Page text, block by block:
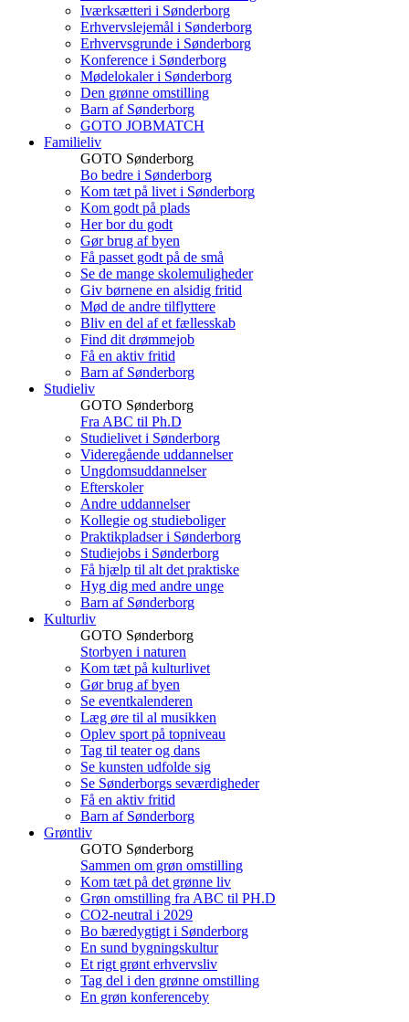
Iværksætteri i Sønderborg
Erhvervslejemål i Sønderborg
Erhvervsgrunde i Sønderborg
Konference i Sønderborg
Mødelokaler i Sønderborg
Den grønne omstilling
Barn af Sønderborg
GOTO JOBMATCH
Familieliv
GOTO Sønderborg
Bo bedre i Sønderborg
Kom tæt på livet i Sønderborg
Kom godt på plads
Her bor du godt
Gør brug af byen
Få passet godt på de små
Se de mange skolemuligheder
Giv børnene en alsidig fritid
Mød de andre tilflyttere
Bliv en del af et fællesskab
Find dit drømmejob
Få en aktiv fritid
Barn af Sønderborg
Studieliv
GOTO Sønderborg
Fra ABC til Ph.D
Studielivet i Sønderborg
Videregående uddannelser
Ungdomsuddannelser
Efterskoler
Andre uddannelser
Kollegie og studieboliger
Praktikpladser i Sønderborg
Studiejobs i Sønderborg
Få hjælp til alt det praktiske
Hyg dig med andre unge
Barn af Sønderborg
Kulturliv
GOTO Sønderborg
Storbyen i naturen
Kom tæt på kulturlivet
Gør brug af byen
Se eventkalenderen
Læg øre til al musikken
Oplev sport på topniveau
Tag til teater og dans
Se kunsten udfolde sig
Se Sønderborgs seværdigheder
Få en aktiv fritid
Barn af Sønderborg
Grøntliv
GOTO Sønderborg
Sammen om grøn omstilling
Kom tæt på det grønne liv
Grøn omstilling fra ABC til PH.D
CO2-neutral i 2029
Bo bæredygtigt i Sønderborg
En sund bygningskultur
Et rigt grønt erhvervsliv
Tag del i den grønne omstilling
En grøn konferenceby